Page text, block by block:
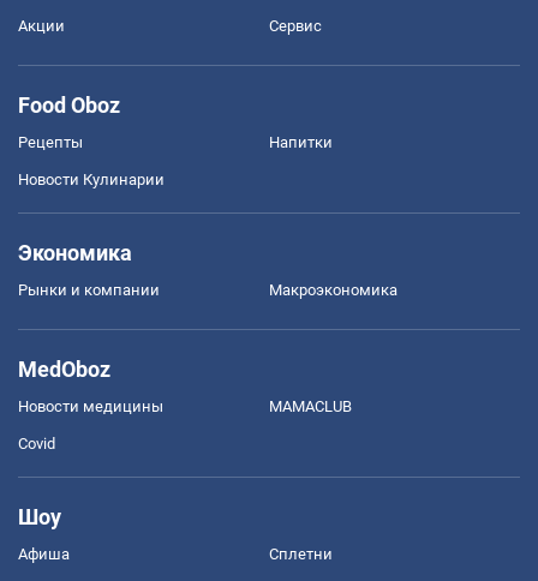
Акции Сервис
Food Oboz
Рецепты Напитки
Новости Кулинарии
Экономика
Рынки и компании Mакроэкономика
MedOboz
Новости медицины MAMACLUB
Covid
Шоу
Афиша Сплетни